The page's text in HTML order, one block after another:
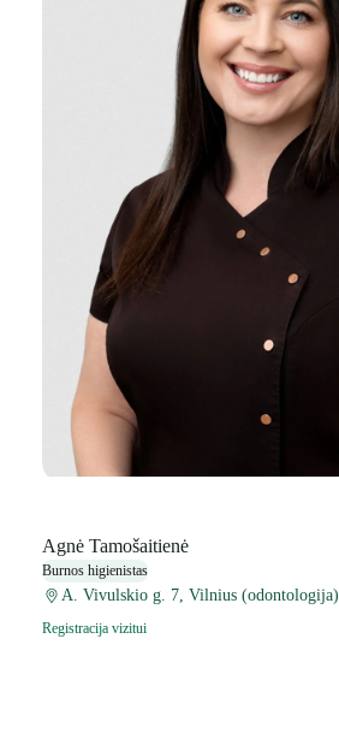
Agnė Tamošaitienė
Burnos higienistas
A. Vivulskio g. 7, Vilnius (odontologija)
Registracija vizitui